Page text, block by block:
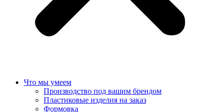
Что мы умеем
Производство под вашим брендом
Пластиковые изделия на заказ
Формовка